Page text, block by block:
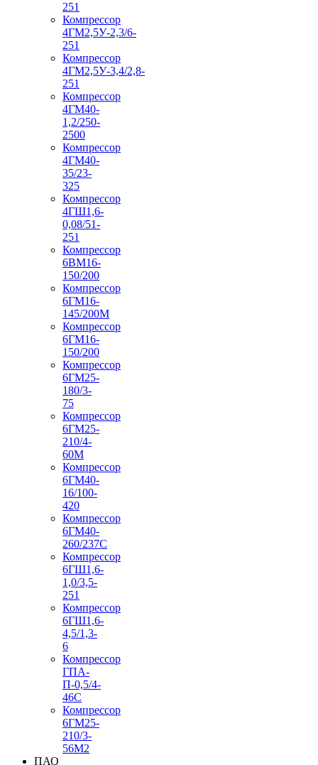
251
Компрессор
4ГМ2,5У-2,3/6-
251
Компрессор
4ГМ2,5У-3,4/2,8-
251
Компрессор
4ГМ40-
1,2/250-
2500
Компрессор
4ГМ40-
35/23-
325
Компрессор
4ГШ1,6-
0,08/51-
251
Компрессор
6ВМ16-
150/200
Компрессор
6ГМ16-
145/200М
Компрессор
6ГМ16-
150/200
Компрессор
6ГМ25-
180/3-
75
Компрессор
6ГМ25-
210/4-
60М
Компрессор
6ГМ40-
16/100-
420
Компрессор
6ГМ40-
260/237C
Компрессор
6ГШ1,6-
1,0/3,5-
251
Компрессор
6ГШ1,6-
4,5/1,3-
6
Компрессор
ГПА-
П-0,5/4-
46С
Компрессор
6ГМ25-
210/3-
56М2
ПАО